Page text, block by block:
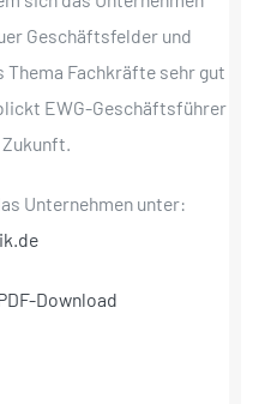
Geschäftsfelder und
Thema Fachkräfte sehr gut
EWG-Geschäftsführer
Unternehmen unter:
Download